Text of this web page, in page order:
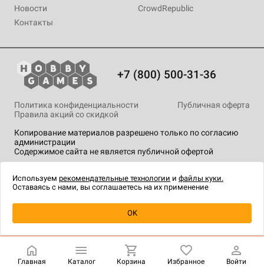
Уведомить о наличии
Новости
Контакты
CrowdRepublic
+7 (800) 500-31-36
Копирование материалов разрешено только по согласию
администрации
Содержимое сайта не является публичной офертой
Политика конфиденциальности
Публичная оферта
Правила акций со скидкой
технологии.
Главная Каталог Корзина Избранное Войти
Используем рекомендательные технологии и файлы куки.
Оставаясь с нами, вы соглашаетесь на их применение
OK